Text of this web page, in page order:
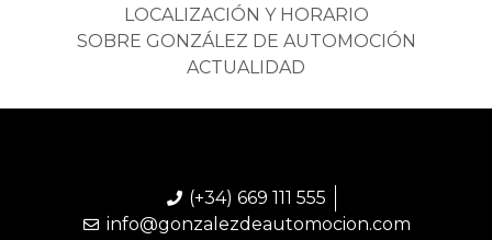
LOCALIZACIÓN Y HORARIO
SOBRE GONZÁLEZ DE AUTOMOCIÓN
ACTUALIDAD
(+34) 669 111 555
info@gonzalezdeautomocion.com